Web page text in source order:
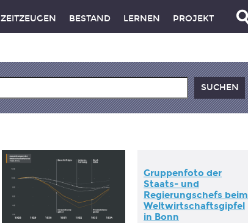
ZEITZEUGEN BESTAND LERNEN PROJEKT
Gruppenfoto der
Staats- und
Regierungschefs beim
Weltwirtschaftsgipfel
in Bonn